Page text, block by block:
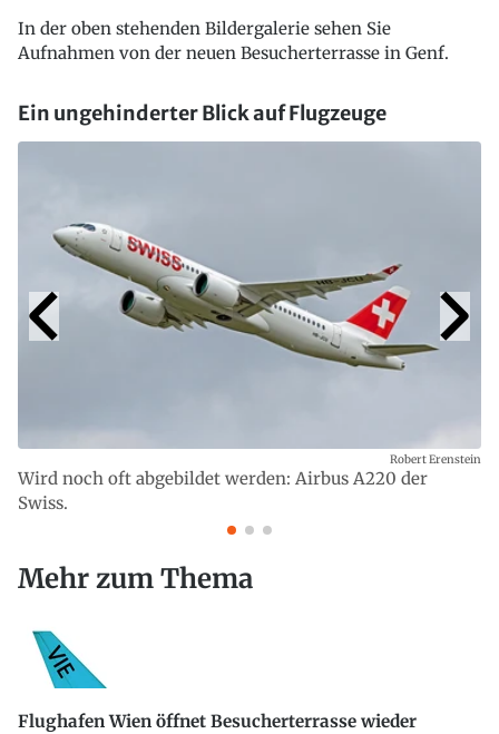
In der oben stehenden Bildergalerie sehen Sie
Aufnahmen von der neuen Besucherterrasse in Genf.
Ein ungehinderter Blick auf Flugzeuge
Wird noch oft abgebildet werden: Airbus A220 der
Swiss.
Robert Erenstein
Mehr zum Thema
Flughafen Wien öffnet Besucherterrasse wieder